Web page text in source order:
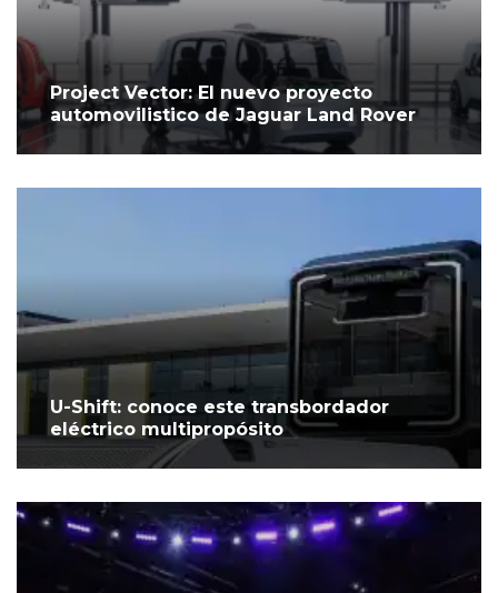
Project Vector: El nuevo proyecto
automovilistico de Jaguar Land Rover
U-Shift: conoce este transbordador
eléctrico multipropósito